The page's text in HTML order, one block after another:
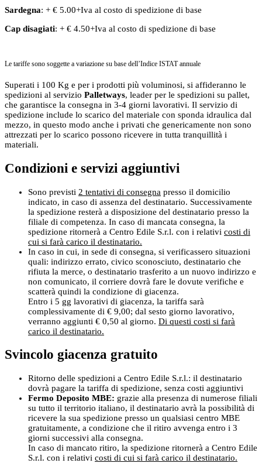
Sardegna: + € 5.00+Iva al costo di spedizione di base
Cap disagiati: + € 4.50+Iva al costo di spedizione di base
Le tariffe sono soggette a variazione su base dell’Indice ISTAT annuale
Superati i 100 Kg e per i prodotti più voluminosi, si affideranno le
spedizioni al servizio Palletways, leader per le spedizioni su pallet,
che garantisce la consegna in 3-4 giorni lavorativi. Il servizio di
spedizione include lo scarico del materiale con sponda idraulica dal
mezzo, in questo modo anche i privati che genericamente non sono
attrezzati per lo scarico possono ricevere in tutta tranquillità i
materiali.
Condizioni e servizi aggiuntivi
Sono previsti 2 tentativi di consegna presso il domicilio
indicato, in caso di assenza del destinatario. Successivamente
la spedizione resterà a disposizione del destinatario presso la
filiale di competenza. In caso di mancata consegna, la
spedizione ritornerà a Centro Edile S.r.l. con i relativi costi di
cui si farà carico il destinatario.
In caso in cui, in sede di consegna, si verificassero situazioni
quali: indirizzo errato, civico sconosciuto, destinatario che
rifiuta la merce, o destinatario trasferito a un nuovo indirizzo e
non comunicato, il corriere dovrà fare le dovute verifiche e
scatterà quindi la condizione di giacenza.
Entro i 5 gg lavorativi di giacenza, la tariffa sarà
complessivamente di € 9,00; dal sesto giorno lavorativo,
verranno aggiunti € 0,50 al giorno. Di questi costi si farà
carico il destinatario.
Svincolo giacenza gratuito
Ritorno delle spedizioni a Centro Edile S.r.l.: il destinatario
dovrà pagare la tariffa di spedizione, senza costi aggiuntivi
Fermo Deposito MBE: grazie alla presenza di numerose filiali
su tutto il territorio italiano, il destinatario avrà la possibilità di
ricevere la sua spedizione presso un qualsiasi centro MBE
gratuitamente, a condizione che il ritiro avvenga entro i 3
giorni successivi alla consegna.
In caso di mancato ritiro, la spedizione ritornerà a Centro Edile
S.r.l. con i relativi costi di cui si farà carico il destinatario.